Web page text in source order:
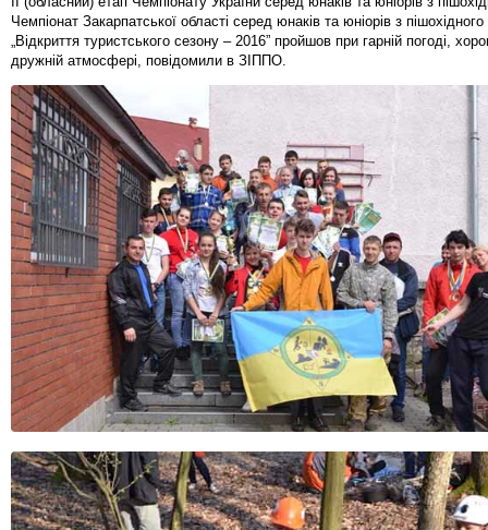
Чемпіонат Закарпатської області серед юнаків та юніорів з
„Відкриття туристського сезону – 2016” пройшов при гарній погоді,
дружній атмосфері, повідомили в ЗІППО.